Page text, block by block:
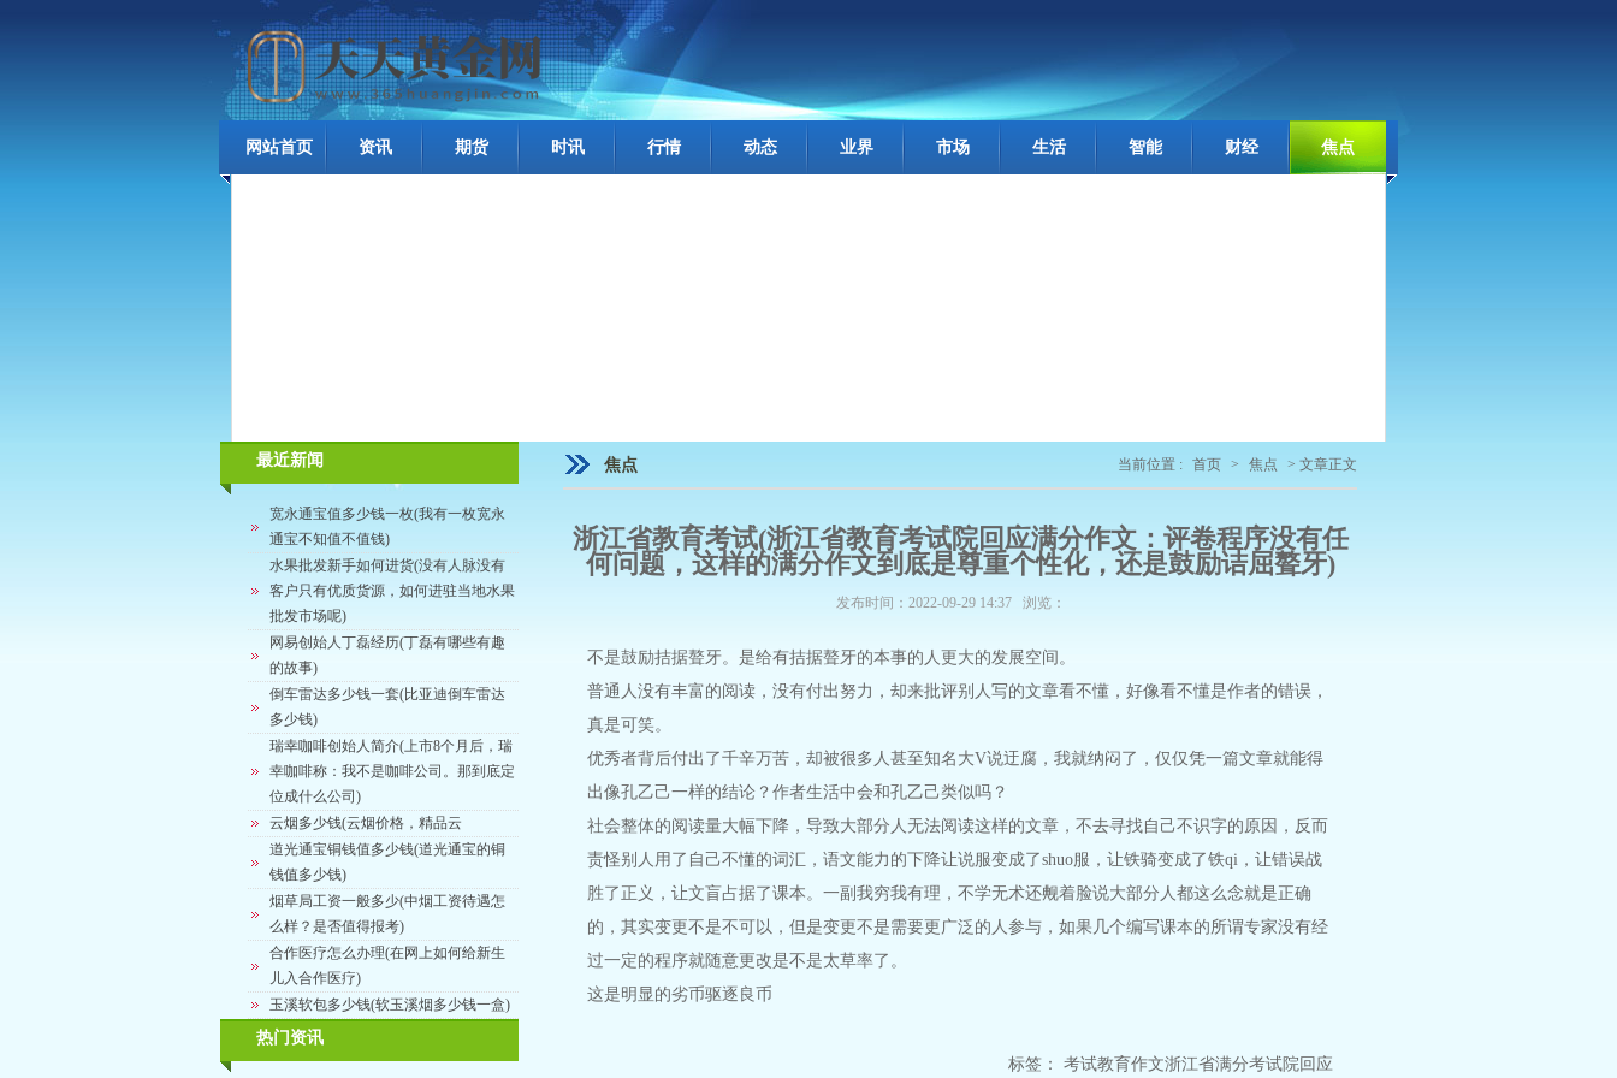
网站首页 资讯 期货 时讯 行情 动态 业界 市场 生活 智能 财经 焦点
最近新闻
宽永通宝值多少钱一枚(我有一枚宽永
通宝不知值不值钱)
水果批发新手如何进货(没有人脉没有
客户只有优质货源，如何进驻当地水果
批发市场呢)
网易创始人丁磊经历(丁磊有哪些有趣
的故事)
倒车雷达多少钱一套(比亚迪倒车雷达
多少钱)
瑞幸咖啡创始人简介(上市8个月后，瑞
幸咖啡称：我不是咖啡公司。那到底定
位成什么公司)
云烟多少钱(云烟价格，精品云
道光通宝铜钱值多少钱(道光通宝的铜
钱值多少钱)
烟草局工资一般多少(中烟工资待遇怎
么样？是否值得报考)
合作医疗怎么办理(在网上如何给新生
儿入合作医疗)
玉溪软包多少钱(软玉溪烟多少钱一盒)
热门资讯
当前位置 : 首页 > 焦点 > 文章正文
焦点
浙江省教育考试(浙江省教育考试院回应满分作文：评卷程序没有任
何问题，这样的满分作文到底是尊重个性化，还是鼓励诘屈聱牙)
发布时间：2022-09-29 14:37 浏览：
不是鼓励拮据聱牙。是给有拮据聱牙的本事的人更大的发展空间。
普通人没有丰富的阅读，没有付出努力，却来批评别人写的文章看不懂，好像看不懂是作者的错误，
真是可笑。
优秀者背后付出了千辛万苦，却被很多人甚至知名大V说迂腐，我就纳闷了，仅仅凭一篇文章就能得
出像孔乙己一样的结论？作者生活中会和孔乙己类似吗？
社会整体的阅读量大幅下降，导致大部分人无法阅读这样的文章，不去寻找自己不识字的原因，反而
责怪别人用了自己不懂的词汇，语文能力的下降让说服变成了shuo服，让铁骑变成了铁qi，让错误战
胜了正义，让文盲占据了课本。一副我穷我有理，不学无术还觍着脸说大部分人都这么念就是正确
的，其实变更不是不可以，但是变更不是需要更广泛的人参与，如果几个编写课本的所谓专家没有经
过一定的程序就随意更改是不是太草率了。
这是明显的劣币驱逐良币
标签： 考试教育作文浙江省满分考试院回应